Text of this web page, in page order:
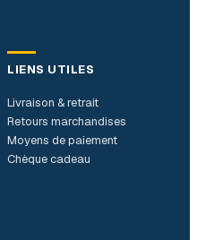
LIENS UTILES
Livraison & retrait
Retours marchandises
Moyens de paiement
Chèque cadeau